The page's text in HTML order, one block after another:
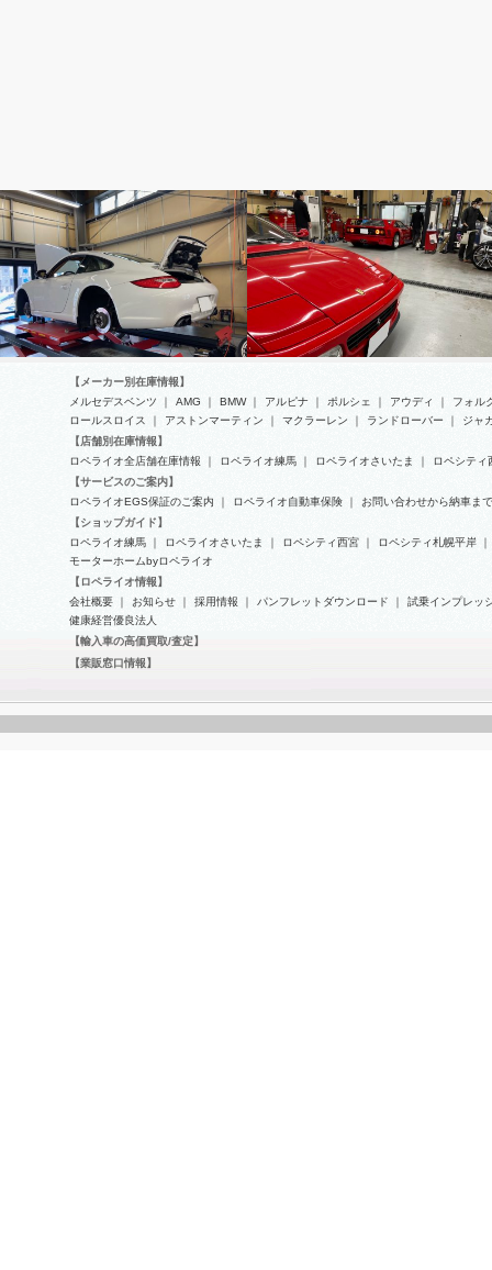
ポルシェ-911(Type997)の車検整
【メーカー別在庫情報】
メルセデスベンツ ｜ AMG ｜ BMW｜ アルピナ｜ ポルシェ ｜ アウディ ｜
フォル
ロールスロイス
｜ アストンマーティン ｜ マクラーレン ｜ ランドローバー ｜
ジャ
【店舗別在庫情報】
ロペライオ全店舗在庫情報 ｜ ロペライオ練馬｜ ロペライオさいたま ｜
ロペシティ
【サービスのご案内】
ロペライオEGS保証のご案内 ｜ ロペライオ自動車保険｜
お問い合わせから納車まで
【ショップガイド】
ロペライオ練馬｜ ロペライオさいたま ｜ ロペシティ西宮｜ ロペシティ札幌平岸｜
モーターホームbyロペライオ
【ロペライオ情報】
会社概要｜ お知らせ｜ 採用情報 ｜ パンフレットダウンロード ｜
試乗インプレッ
健康経営優良法人
【輸入車の高価買取/査定】
【業販窓口情報】